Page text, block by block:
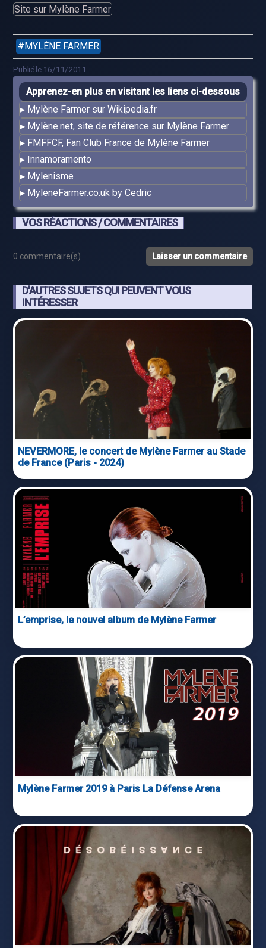
Site sur Mylène Farmer
MYLÈNE FARMER
Publié le 16/11/2011
Apprenez-en plus en visitant les liens ci-dessous
Mylène Farmer sur Wikipedia.fr
Mylène.net, site de référence sur Mylène Farmer
FMFFCF, Fan Club France de Mylène Farmer
Innamoramento
Mylenisme
MyleneFarmer.co.uk by Cedric
VOS RÉACTIONS / COMMENTAIRES
0 commentaire(s) Laisser un commentaire
D'AUTRES SUJETS QUI PEUVENT VOUS
INTÉRESSER
NEVERMORE, le concert de Mylène Farmer au Stade
de France (Paris - 2024)
L’emprise, le nouvel album de Mylène Farmer
Mylène Farmer 2019 à Paris La Défense Arena